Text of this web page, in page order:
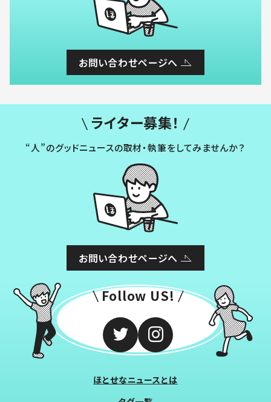
お問い合わせページへ
ライター募集！
“人”のグッドニュースの取材・執筆をしてみませんか？
お問い合わせページへ
Follow US!
ほとせなニュースとは